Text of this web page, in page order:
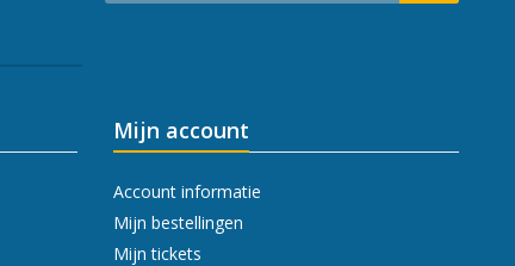
Mijn account
Account informatie
Mijn bestellingen
Mijn tickets